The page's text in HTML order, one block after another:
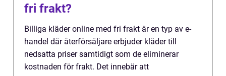
fri frakt?
Billiga kläder online med fri frakt är en typ av e-
handel där återförsäljare erbjuder kläder till
nedsatta priser samtidigt som de eliminerar
kostnaden för frakt. Det innebär att